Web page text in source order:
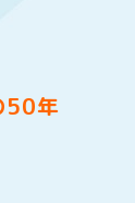
50年